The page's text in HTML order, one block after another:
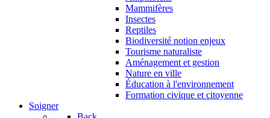
Mammifères
Insectes
Reptiles
Biodiversité notion enjeux
Tourisme naturaliste
Aménagement et gestion
Nature en ville
Éducation à l'environnement
Formation civique et citoyenne
Soigner